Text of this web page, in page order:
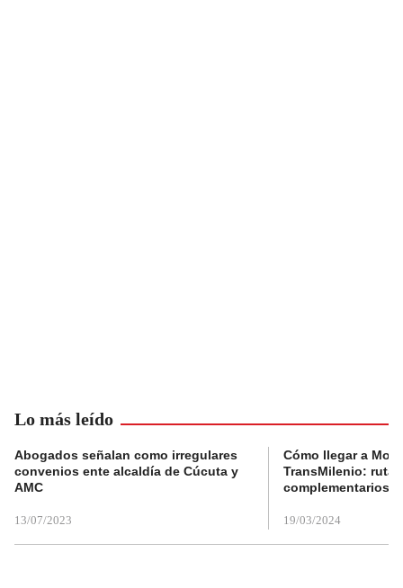
Lo más leído
Abogados señalan como irregulares
convenios ente alcaldía de Cúcuta y
AMC
13/07/2023
Cómo llegar a
TransMilenio:
complementarios
19/03/2024